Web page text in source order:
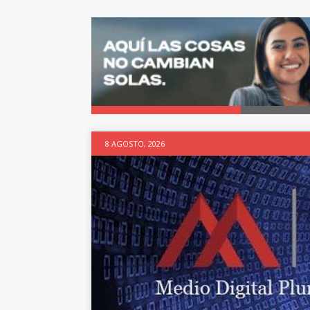
8 AGOSTO, 2026